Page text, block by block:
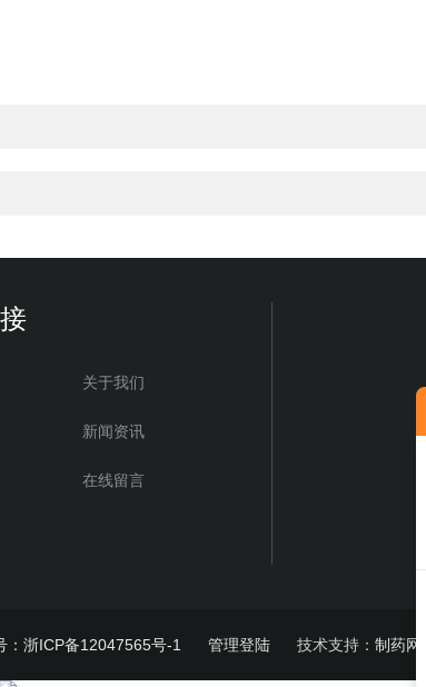
关于我们
新闻资讯
在线留言
：浙ICP备12047565号-1 管理登陆 技术支持： 制药网